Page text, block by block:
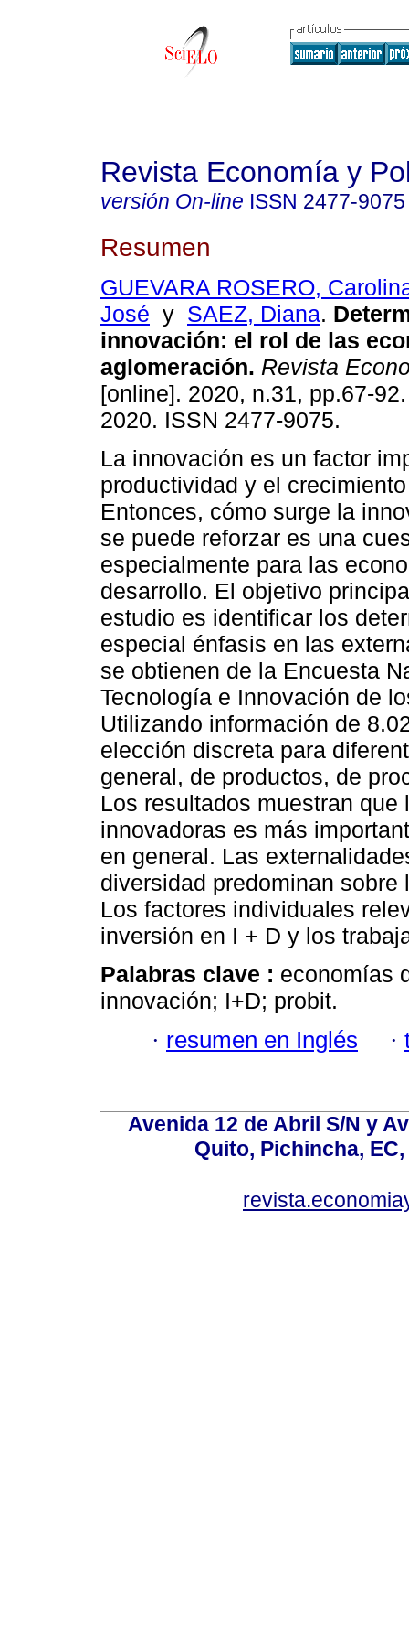
Revista Economía y
versión On-line ISSN 2477-9075
Resumen
GUEVARA ROSERO,
José y SAEZ, Diana.
innovación: el rol de las
aglomeración. Revista
[online]. 2020, n.31, pp.67-
2020. ISSN 2477-9075.
La innovación es un factor
productividad y el
Entonces, cómo surge la
se puede reforzar es una
especialmente para las
desarrollo. El objetivo
estudio es identificar los
especial énfasis en las
se obtienen de la Encuesta
Tecnología e Innovación de
Utilizando información de
elección discreta para
general, de productos, de
Los resultados muestran
innovadoras es más
en general. Las
diversidad predominan
Los factores individuales
inversión en I + D y los
Palabras clave : economías
innovación; I+D; probit.
· resumen en Inglés ·
Avenida 12 de Abril S/N y
Quito, Pichincha,